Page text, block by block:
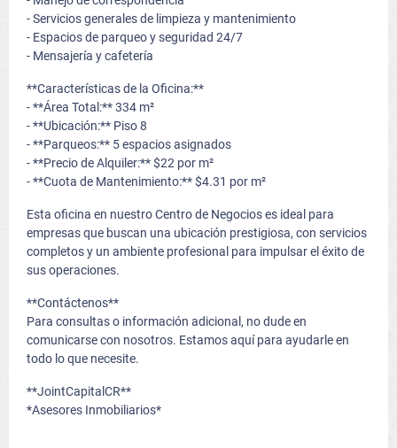
- Servicios generales de limpieza y mantenimiento
- Espacios de parqueo y seguridad 24/7
- Mensajería y cafetería
**Características de la Oficina:**
- **Área Total:** 334 m²
- **Ubicación:** Piso 8
- **Parqueos:** 5 espacios asignados
- **Precio de Alquiler:** $22 por m²
- **Cuota de Mantenimiento:** $4.31 por m²
Esta oficina en nuestro Centro de Negocios es ideal para
empresas que buscan una ubicación prestigiosa, con servicios
completos y un ambiente profesional para impulsar el éxito de
sus operaciones.
**Contáctenos**
Para consultas o información adicional, no dude en
comunicarse con nosotros. Estamos aquí para ayudarle en
todo lo que necesite.
**JointCapitalCR**
*Asesores Inmobiliarios*